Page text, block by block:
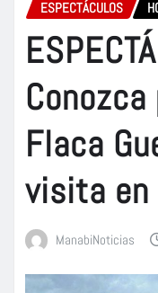
ESPECTÁCULOS
Flaca
visita en
ManabiNoticias